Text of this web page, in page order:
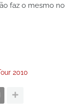
faz o mesmo no
2010